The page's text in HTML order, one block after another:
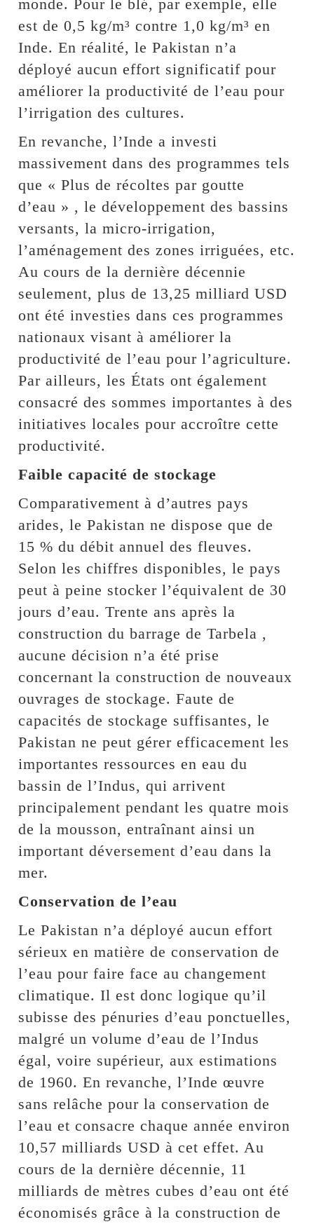
monde. Pour le blé, par exemple, elle
est de 0,5 kg/m³ contre 1,0 kg/m³ en
Inde. En réalité, le Pakistan n’a
déployé aucun effort significatif pour
améliorer la productivité de l’eau pour
l’irrigation des cultures.
En revanche, l’Inde a investi
massivement dans des programmes tels
que « Plus de récoltes par goutte
d’eau » , le développement des bassins
versants, la micro-irrigation,
l’aménagement des zones irriguées, etc.
Au cours de la dernière décennie
seulement, plus de 13,25 milliard USD
ont été investies dans ces programmes
nationaux visant à améliorer la
productivité de l’eau pour l’agriculture.
Par ailleurs, les États ont également
consacré des sommes importantes à des
initiatives locales pour accroître cette
productivité.
Faible capacité de stockage
Comparativement à d’autres pays
arides, le Pakistan ne dispose que de
15 % du débit annuel des fleuves.
Selon les chiffres disponibles, le pays
peut à peine stocker l’équivalent de 30
jours d’eau. Trente ans après la
construction du barrage de Tarbela ,
aucune décision n’a été prise
concernant la construction de nouveaux
ouvrages de stockage. Faute de
capacités de stockage suffisantes, le
Pakistan ne peut gérer efficacement les
importantes ressources en eau du
bassin de l’Indus, qui arrivent
principalement pendant les quatre mois
de la mousson, entraînant ainsi un
important déversement d’eau dans la
mer.
Conservation de l’eau
Le Pakistan n’a déployé aucun effort
sérieux en matière de conservation de
l’eau pour faire face au changement
climatique. Il est donc logique qu’il
subisse des pénuries d’eau ponctuelles,
malgré un volume d’eau de l’Indus
égal, voire supérieur, aux estimations
de 1960. En revanche, l’Inde œuvre
sans relâche pour la conservation de
l’eau et consacre chaque année environ
10,57 milliards USD à cet effet. Au
cours de la dernière décennie, 11
milliards de mètres cubes d’eau ont été
économisés grâce à la construction de